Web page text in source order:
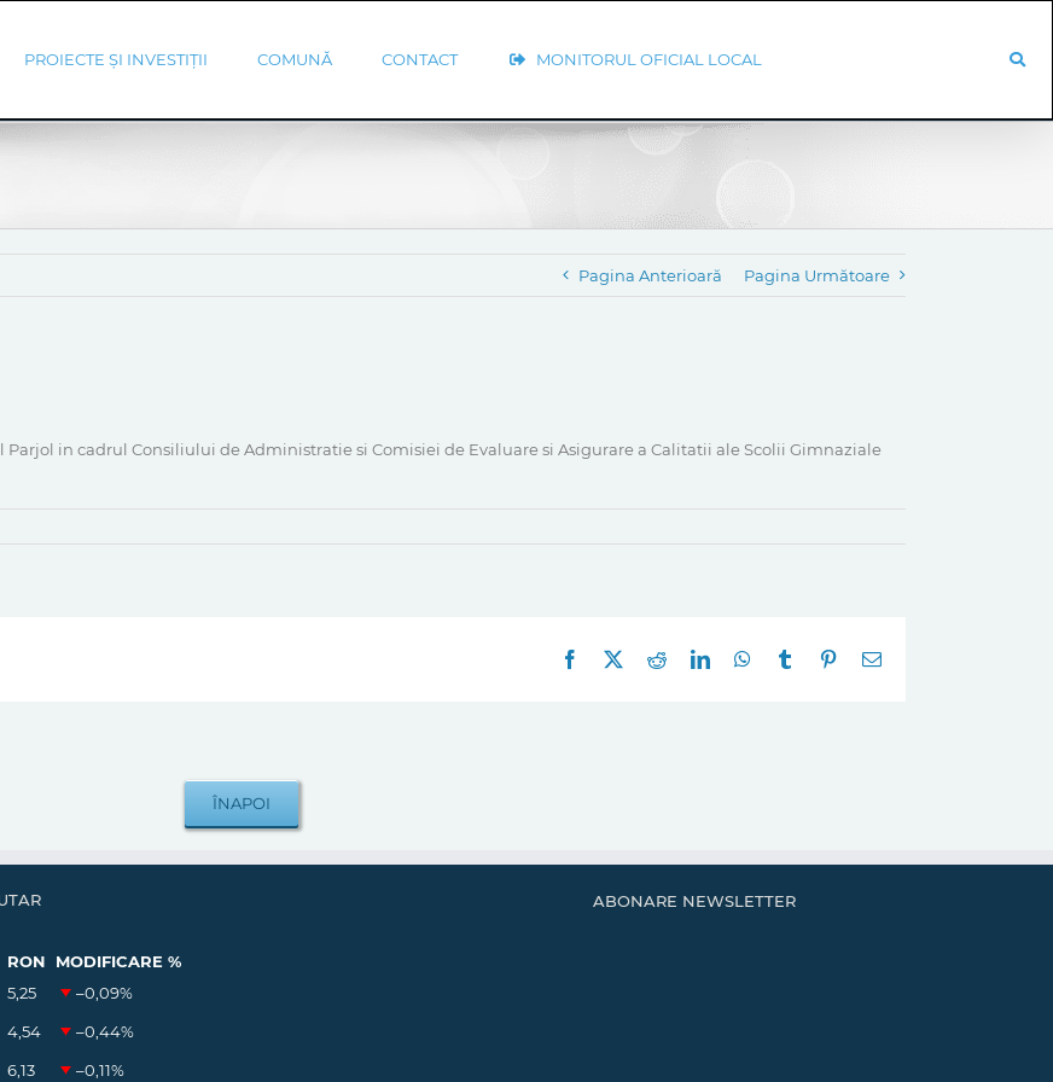
PROIECTE ȘI INVESTIȚII COMUNĂ CONTACT MONITORUL OFICIAL LOCAL
Pagina Anterioară Pagina Următoare
in cadrul Consiliului de Administratie si Comisiei de Evaluare si Asigurare a Calitatii ale Scolii Gimnaziale
Facebook RedditLinkedInWhatsApp
Tumblr Pinterest
E-
RON
MODIFICARE %
5,25 –0,09%
4,54 –0,44%
6,13 –0,11%
ABONARE NEWSLETTER